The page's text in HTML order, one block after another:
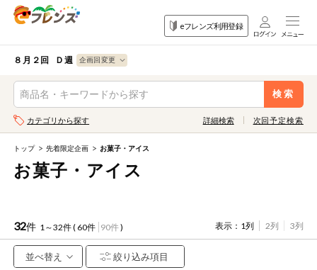
eフレンズ利用登録
ログイン
生協加入はこちら
先着限定
８月２回 Ｄ週
検索
食品
から探す
目的
から探す
果物
野菜
肉・ハム・ソ
ーセージ
魚介・加工品
卵・牛乳・乳
製品
果物すべて
カテゴリから探す 詳細検索
検索条件を指定してください。全項目に条件を指定しなくて
も検索できます。
キーワード
キーワードをすべて含む
メーカー名
次回予定検索
トップ 先着限定企画 お菓子・アイス
お菓子・アイス
32件 1～32件 ( 60件 90件) 表示： 1列 2列 3列